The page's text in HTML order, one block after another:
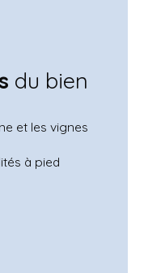
du bien
et les vignes
à pied